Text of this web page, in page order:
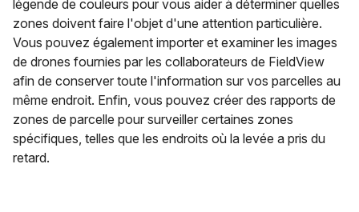
légende de couleurs pour vous aider à déterminer quelles
zones doivent faire l'objet d'une attention particulière.
Vous pouvez également importer et examiner les images
de drones fournies par les collaborateurs de FieldView
afin de conserver toute l'information sur vos parcelles au
même endroit. Enfin, vous pouvez créer des rapports de
zones de parcelle pour surveiller certaines zones
spécifiques, telles que les endroits où la levée a pris du
retard.